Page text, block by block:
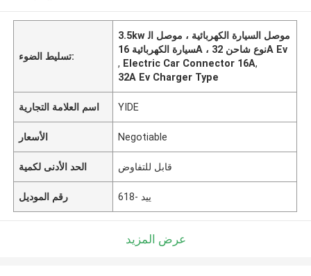
تسليط الضوء:
3.5kw موصل السيارة الكهربائية ، موصل ال
سيارة الكهربائية 16A ، نوع شاحن 32A Ev
, Electric Car Connector 16A,
32A Ev Charger Type
اسم العلامة التجارية YIDE
الأسعار Negotiable
الحد الأدنى لكمية قابل للتفاوض
رقم الموديل ييد -618
عرض المزيد